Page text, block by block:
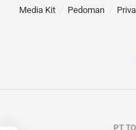
Media Kit Pedoman
PT